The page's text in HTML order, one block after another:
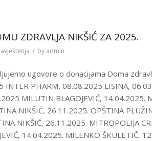
ZDRAVLJA NIKŠIĆ ZA 2025.
/ by admin
ugovore o donacijama Doma
INTER PHARM, 08.08.2025 LISINA,
MILUTIN BLAGOJEVIĆ, 14.04.2025.
NIKŠIĆ, 26.11.2025. OPŠTINA
NIKŠIĆ, 26.11.2025. MITROPOLIJA
14.04.2025. MILENKO ŠKULETIČ,